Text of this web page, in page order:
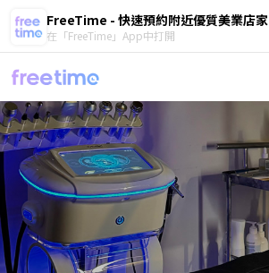
FreeTime - 快速預約附近優質美業店家
在「FreeTime」App中打開